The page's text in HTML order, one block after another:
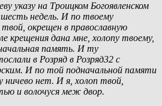
указу на Троицком Богоявленском
недель. И по твоему
твой, окрещен в православную
крещения дана мне, холопу твоему,
память. И ту
в Розряд в Розряд32 с
И по той подначальной памяти
ничево нет. И я, холоп твой,
и волочуся меж двор.